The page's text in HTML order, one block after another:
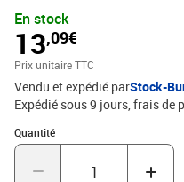
chemises sont destinées à
dossiers contenus dans une
couleurs permettent ainsi
sous-parties. Le papier 80g/
certifié PEFC, issu de forêts
fabriqué localement dans les
Clairefontaine.
En stock
13,09€
Prix unitaire TTC
Vendu et expédié parStock-
Expédié sous 9 jours, frais de
Quantité
Quantité : 1